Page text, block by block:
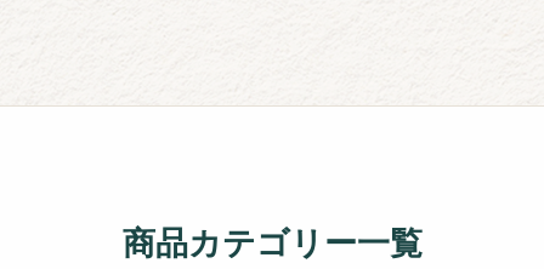
商品カテゴリー一覧